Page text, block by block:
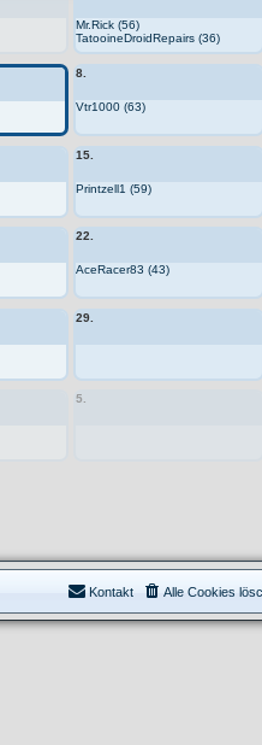
Mr.Rick (56)
TatooineDroidRepairs (36)
8.
Vtr1000 (63)
15.
Printzell1 (59)
22.
AceRacer83 (43)
29.
5.
Alle Cookies
Kontakt